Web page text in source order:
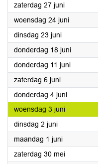
zaterdag 27 juni2026
woensdag 24 juni2026
dinsdag 23 juni2026
donderdag 18 juni2026
donderdag 11 juni2026
zaterdag 6 juni2026
donderdag 4 juni2026
woensdag 3 juni2026
dinsdag 2 juni2026
maandag 1 juni2026
zaterdag 30 mei2026